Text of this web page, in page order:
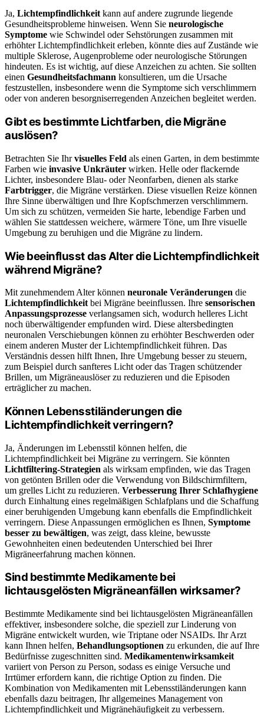
Ja, Lichtempfindlichkeitkann auf andere zugrunde liegende
Gesundheitsprobleme hinweisen. Wenn Sie neurologische
Symptome wie Schwindel oder Sehstörungen zusammen mit
erhöhter Lichtempfindlichkeit erleben, könnte dies auf Zustände wie
multiple Sklerose, Augenprobleme oder neurologische Störungen
hindeuten. Es ist wichtig, auf diese Anzeichen zu achten. Sie sollten
einen Gesundheitsfachmann konsultieren, um die Ursache
festzustellen, insbesondere wenn die Symptome sich verschlimmern
oder von anderen besorgniserregenden Anzeichen begleitet werden.
Gibt es bestimmte Lichtfarben, die Migräne
auslösen?
Betrachten Sie Ihrvisuelles Feld als einen Garten, in dem bestimmte
Farben wie invasive Unkräuter wirken. Helle oder flackernde
Lichter, insbesondere Blau- oder Neonfarben, dienen als starke
Farbtrigger, die Migräne verstärken. Diese visuellen Reize können
Ihre Sinne überwältigen und Ihre Kopfschmerzen verschlimmern.
Um sich zu schützen, vermeiden Sie harte, lebendige Farben und
wählen Sie stattdessen weichere, wärmere Töne, um Ihre visuelle
Umgebung zu beruhigen und die Migräne zu lindern.
Wie beeinflusst das Alter die Lichtempfindlichkeit
während Migräne?
Mit zunehmendem Alter können neuronale Veränderungen die
Lichtempfindlichkeit bei Migräne beeinflussen. Ihre sensorischen
Anpassungsprozesse verlangsamen sich, wodurch helleres Licht
noch überwältigender empfunden wird. Diese altersbedingten
neuronalen Verschiebungen können zu erhöhter Beschwerden oder
einem anderen Muster der Lichtempfindlichkeit führen. Das
Verständnis dessen hilft Ihnen, Ihre Umgebung besser zu steuern,
zum Beispiel durch sanfteres Licht oder das Tragen schützender
Brillen, um Migräneauslöser zu reduzieren und die Episoden
erträglicher zu machen.
Können Lebensstiländerungen die
Lichtempfindlichkeit verringern?
Ja, Änderungen im Lebensstil können helfen, die
Lichtempfindlichkeit bei Migräne zu verringern. Sie könnten
Lichtfiltering-Strategien als wirksam empfinden, wie das Tragen
von getönten Brillen oder die Verwendung von Bildschirmfiltern,
um grelles Licht zu reduzieren. Verbesserung Ihrer Schlafhygiene
durch Einhaltung eines regelmäßigen Schlafplans und die Schaffung
einer beruhigenden Umgebung kann ebenfalls die Empfindlichkeit
verringern. Diese Anpassungen ermöglichen es Ihnen, Symptome
besser zu bewältigen, was zeigt, dass kleine, bewusste
Gewohnheiten einen bedeutenden Unterschied bei Ihrer
Migräneerfahrung machen können.
Sind bestimmte Medikamente bei
lichtausgelösten Migräneanfällen wirksamer?
Bestimmte Medikamente sind bei lichtausgelösten Migräneanfällen
effektiver, insbesondere solche, die speziell zur Linderung von
Migräne entwickelt wurden, wie Triptane oder NSAIDs. Ihr Arzt
kann Ihnen helfen, Behandlungsoptionen zu erkunden, die auf Ihre
Bedürfnisse zugeschnitten sind. Medikamentenwirksamkeit
variiert von Person zu Person, sodass es einige Versuche und
Irrtümer erfordern kann, die richtige Option zu finden. Die
Kombination von Medikamenten mit Lebensstiländerungen kann
ebenfalls dazu beitragen, Ihr allgemeines Management von
Lichtempfindlichkeit und Migränehäufigkeit zu verbessern.